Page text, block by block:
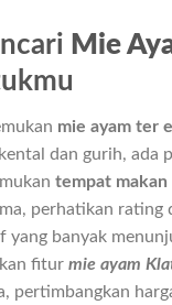
Mie
mie ayam ter
dan gurih, ada
tempat makan
perhatikan rating
yang banyak
fitur mie ayam
pertimbangkan